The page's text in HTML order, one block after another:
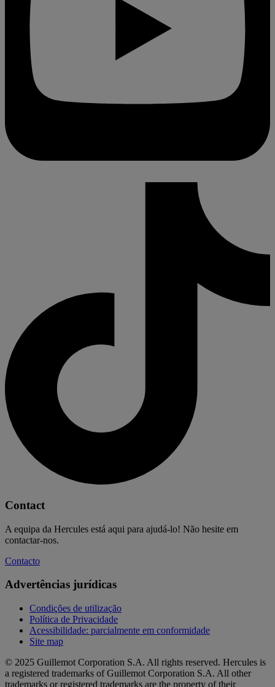
Contact
A equipa da Hercules está aqui para ajudá-lo! Não hesite em
contactar-nos.
Contacto
Advertências jurídicas
Condições de utilização
Política de Privacidade
Acessibilidade: parcialmente em conformidade
Site map
© 2025 Guillemot Corporation S.A. All rights reserved. Hercules is
a registered trademarks of Guillemot Corporation S.A. All other
trademarks or registered trademarks are the property of their